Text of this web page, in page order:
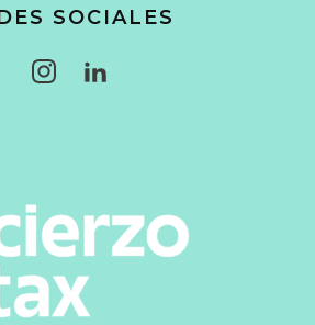
SOCIALES